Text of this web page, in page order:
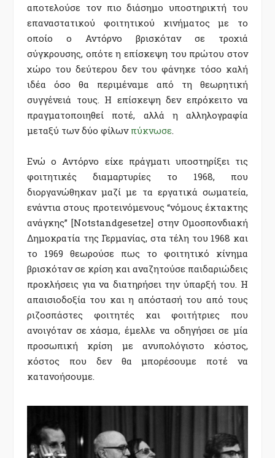
αποτελούσε τον πιο διάσημο υποστηρικτή του
επαναστατικού φοιτητικού κινήματος με το
οποίο ο Αντόρνο βρισκόταν σε τροχιά
σύγκρουσης, οπότε η επίσκεψη του πρώτου στον
χώρο του δεύτερου δεν του φάνηκε τόσο καλή
ιδέα όσο θα περιμέναμε από τη θεωρητική
συγγένειά τους. Η επίσκεψη δεν επρόκειτο να
πραγματοποιηθεί ποτέ, αλλά η αλληλογραφία
μεταξύ των δύο φίλων πύκνωσε
Ενώ ο Αντόρνο είχε πράγματι υποστηρίξει τις
φοιτητικές διαμαρτυρίες το 1968, που
διοργανώθηκαν μαζί με τα εργατικά σωματεία,
ενάντια στους προτεινόμενους “νόμους έκτακτης
ανάγκης” [Notstandgesetze] στην Ομοσπονδιακή
Δημοκρατία της Γερμανίας, στα τέλη του 1968 και
το 1969 θεωρούσε πως το φοιτητικό κίνημα
βρισκόταν σε κρίση και αναζητούσε παιδαριώδεις
προκλήσεις για να διατηρήσει την ύπαρξή του. Η
απαισιοδοξία του και η απόστασή του από τους
ριζοσπάστες φοιτητές και φοιτήτριες που
ανοιγόταν σε χάσμα, έμελλε να οδηγήσει σε μία
προσωπική κρίση με ανυπολόγιστο κόστος,
κόστος που δεν θα μπορέσουμε ποτέ να
κατανοήσουμε.